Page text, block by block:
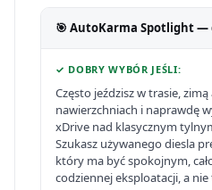
🎯 AutoKarma Spotlight —
✓ DOBRY WYBÓR JEŚLI:
Często jeździsz w trasie,
nawierzchniach i naprawdę
xDrive nad klasycznym
Szukasz używanego diesla
który ma być spokojnym,
codziennej eksploatacji, a